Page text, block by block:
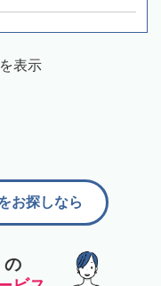
表示
の
お探しなら